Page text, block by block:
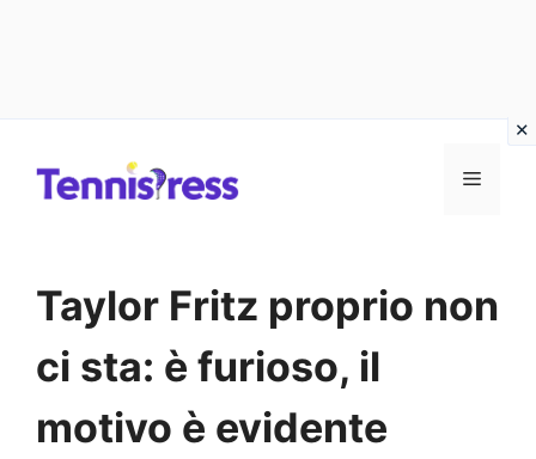
MENU
Taylor Fritz proprio non
ci sta: è furioso, il
motivo è evidente